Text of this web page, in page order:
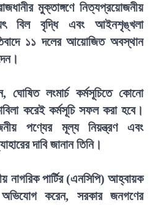
মুক্তাঙ্গণে নিত্যপ্রয়োজনীয়
বিল বৃদ্ধি এবং আইনশৃঙ্খলা
১১ দলের আয়োজিত অবস্থান
ঘোষিত লংমার্চ কর্মসূচিতে কোনো
করেই কর্মসূচি সফল করা হবে।
পণ্যের মূল্য নিয়ন্ত্রণ এবং
দাবি জানান তিনি।
নাগরিক পার্টির (এনসিপি) আহ্বায়ক
করেন, সরকার জনগণের